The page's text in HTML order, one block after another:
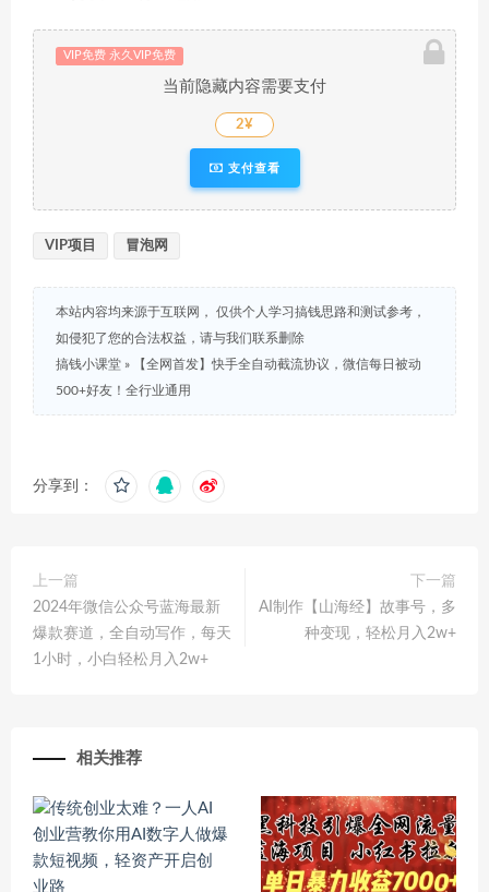
VIP免费 永久VIP免费
当前隐藏内容需要支付
2¥
支付查看
VIP项目 冒泡网
本站内容均来源于互联网， 仅供个人学习搞钱思路和测试参考，
如侵犯了您的合法权益，请与我们联系删除
搞钱小课堂 »
【全网首发】快手全自动截流协议，微信每日被动
500+好友！全行业通用
分享到：
上一篇
2024年微信公众号蓝海最新
爆款赛道，全自动写作，每天
1小时，小白轻松月入2w+
下一篇
AI制作【山海经】故事号，多
种变现，轻松月入2w+
相关推荐